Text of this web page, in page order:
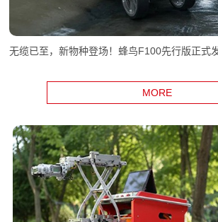
无缆已至，新物种登场！蜂鸟F100先行版正式
MORE